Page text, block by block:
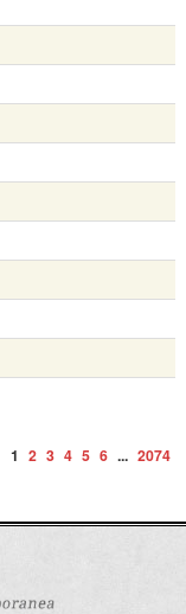
1 2 3 4 5 6 ... 2074